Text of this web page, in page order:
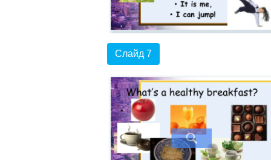
Слайд 7